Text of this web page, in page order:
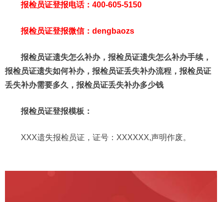
报检员证登报电话：400-605-5150
报检员证登报微信：dengbaozs
报检员证遗失怎么补办，报检员证遗失怎么补办手续，
报检员证遗失如何补办，报检员证丢失补办流程，报检员证
丢失补办需要多久，报检员证丢失补办多少钱
报检员证登报模板：
XXX遗失报检员证，证号：XXXXXX,声明作废。